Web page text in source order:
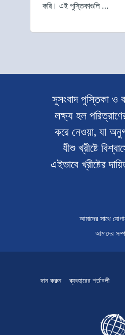
করি। এই পুস্তিকাগুলি …
সুসংবাদ পুস্তিকা ও
লক্ষ্য হল
করে নেওয়া, যা
যীশু খ্রীষ্টে
এইভাবে খ্রীষ্টের
আমাদের সাথে
আমাদের
দান করুন ব্যবহারের শর্তাবলী